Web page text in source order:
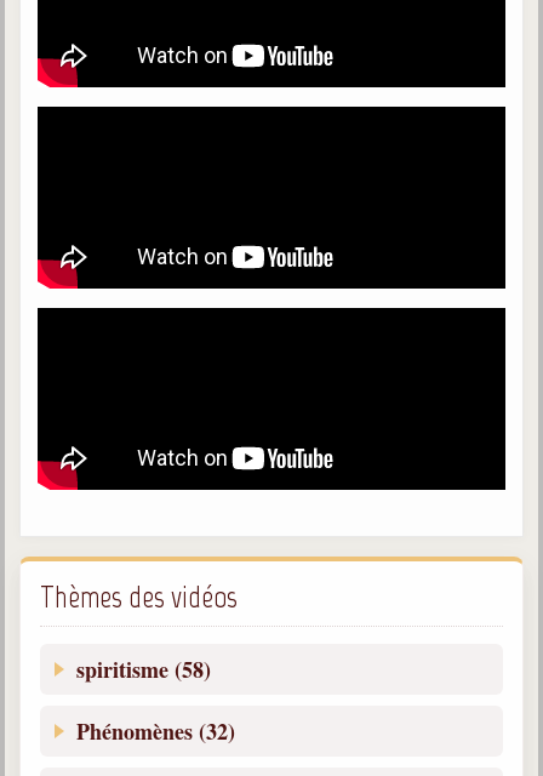
Galerie
Photos et vidéoscope
Centres spirites
Fédérations spirites
Thèmes des vidéos
spiritisme (58)
Phénomènes (32)